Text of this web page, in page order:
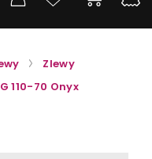
Zlewy
110-70 Onyx